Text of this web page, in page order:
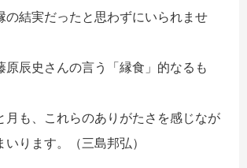
の結実だったと思わずにいられませ
原辰史さんの言う「縁食」的なるも
月も、これらのありがたさを感じなが
ります。（三島邦弘）